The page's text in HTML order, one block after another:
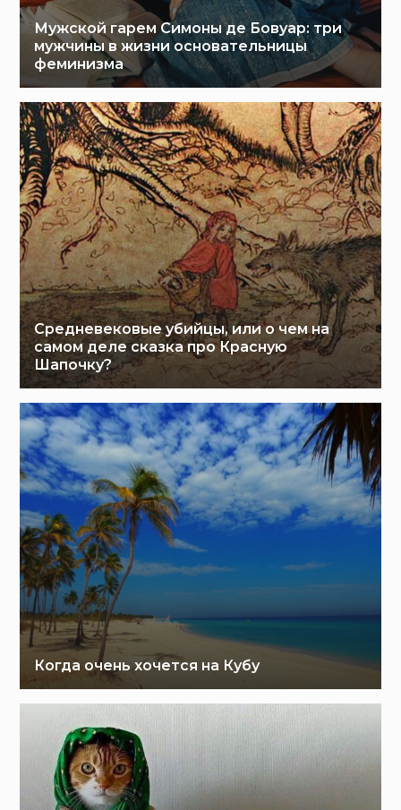
Мужской гарем Симоны де Бовуар: три
мужчины в жизни основательницы
феминизма
Средневековые убийцы, или о чем на
самом деле сказка про Красную
Шапочку?
Когда очень хочется на Кубу